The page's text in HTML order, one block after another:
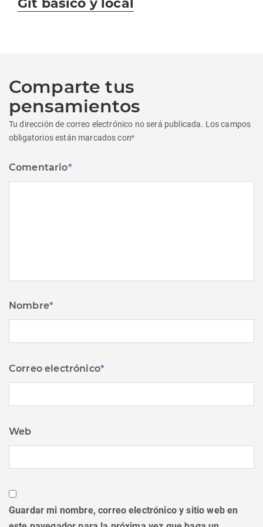
siguiente:
Git basico y local
Comparte tus
pensamientos
Tu dirección de correo electrónico no será publicada. Los campos
obligatorios están marcados con*
Comentario*
Nombre*
Correo electrónico*
Web
Guardar mi nombre, correo electrónico y sitio web en